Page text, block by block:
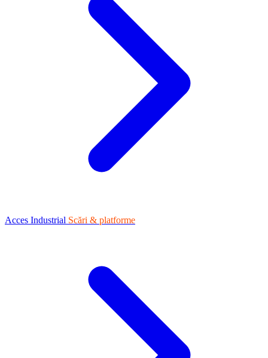
Acces Industrial Scări & platforme